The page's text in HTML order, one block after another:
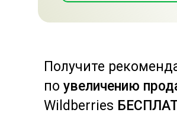
Получите
по увеличению
Wildberries